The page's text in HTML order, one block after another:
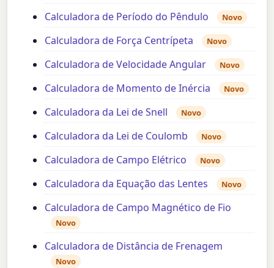
Calculadora de Período do Pêndulo Novo
Calculadora de Força Centrípeta Novo
Calculadora de Velocidade Angular Novo
Calculadora de Momento de Inércia Novo
Calculadora da Lei de Snell Novo
Calculadora da Lei de Coulomb Novo
Calculadora de Campo Elétrico Novo
Calculadora da Equação das Lentes Novo
Calculadora de Campo Magnético de Fio
Novo
Calculadora de Distância de Frenagem
Novo